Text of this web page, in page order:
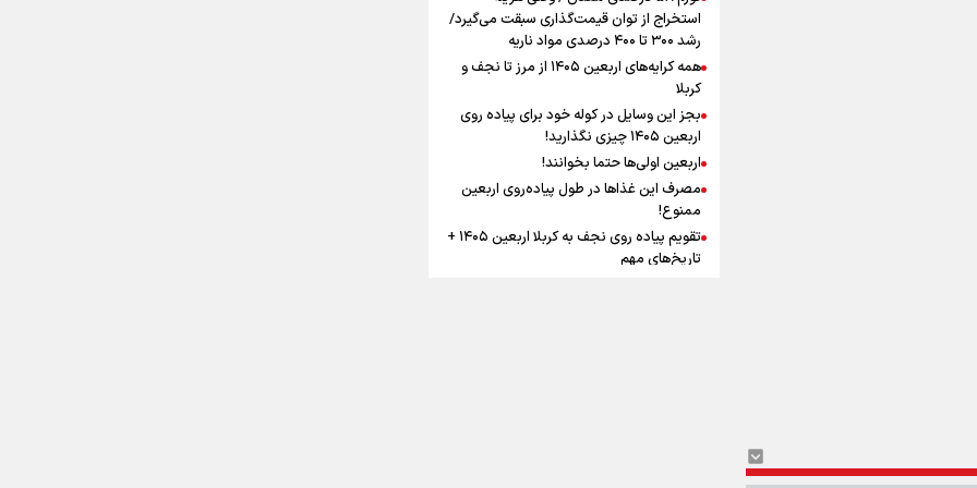
افزوده چقدر است؟
اینفوبرنا/ سقف معافیت مالیاتی
حقوق کارکنان دولت و بازنشستگان
در بودجه ۱۴۰۵ چقدر است؟
استخراج از توان قیمت‌گذاری سبقت می‌گیرد/
رشد ۳۰۰ تا ۴۰۰ درصدی مواد ناریه
همه کرایه‌های اربعین ۱۴۰۵ از مرز تا نجف و
کربلا
بجز این وسایل در کوله خود برای پیاده روی
اربعین ۱۴۰۵ چیزی نگذارید!
اربعین اولی‌ها حتما بخوانند!
مصرف این غذاها در طول پیاده‌روی اربعین
ممنوع!
تقویم پیاده روی نجف به کربلا اربعین ۱۴۰۵ +
تاریخ‌های مهم